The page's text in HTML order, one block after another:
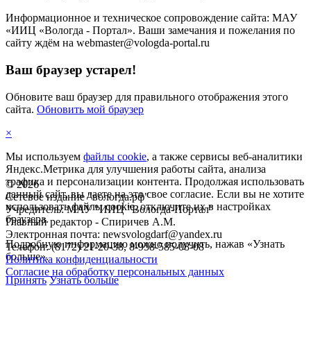
©2026
Сетевое издание "вологда.рф"
Учредитель: МАУ "ИИЦ "Вологда-Портал"
Главный редактор - Спиричев А.М.
Электронная почта: newsvologdarf@yandex.ru
Телефон: (8172) 21-20-38, 8-958-585-08-08
Политика конфиденциальности
Согласие на обработку персональных данных
Информационное и техническое сопровождение сайта: МАУ
«ИИЦ «Вологда - Портал». Ваши замечания и пожелания по
сайту ждём на webmaster@vologda-portal.ru
Ваш браузер устарел!
Обновите ваш браузер для правильного отображения этого
сайта. Обновить мой браузер
×
Мы используем файлы cookie, а также сервисы веб-аналитики
Яндекс.Метрика для улучшения работы сайта, анализа
трафика и персонализации контента. Продолжая использовать
данный сайт, вы даете на это свое согласие. Если вы не хотите
использовать файлы cookie, отключите их в настройках
браузера.
Подробную информацию можно получить, нажав «Узнать
больше».
Принять Узнать больше